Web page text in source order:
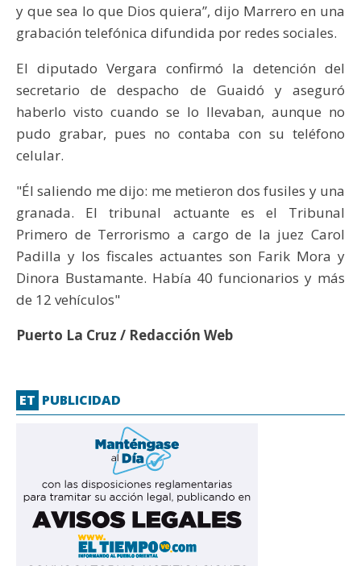
y que sea lo que Dios quiera”, dijo Marrero en una
grabación telefónica difundida por redes sociales.
El diputado Vergara confirmó la detención del
secretario de despacho de Guaidó y aseguró
haberlo visto cuando se lo llevaban, aunque no
pudo grabar, pues no contaba con su teléfono
celular.
"Él saliendo me dijo: me metieron dos fusiles y una
granada. El tribunal actuante es el Tribunal
Primero de Terrorismo a cargo de la juez Carol
Padilla y los fiscales actuantes son Farik Mora y
Dinora Bustamante. Había 40 funcionarios y más
de 12 vehículos"
Puerto La Cruz / Redacción Web
ET PUBLICIDAD